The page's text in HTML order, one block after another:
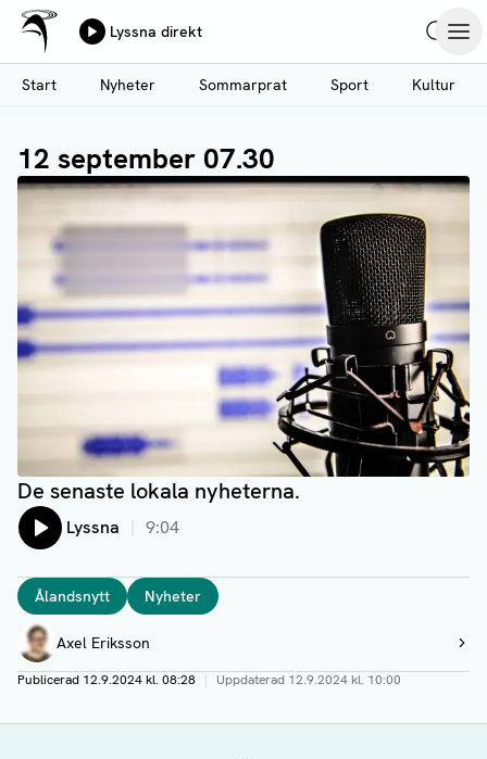
Hoppa
till
huvudinnehåll
Ålands Radio & TV
Lyssna direkt
Start
Nyheter Sommarprat Sport Kultur
12 september 07.30
De senaste lokala nyheterna.
Lyssna 9:04
Taggar
Ålandsnytt Nyheter
Författare
Axel Eriksson
Visa profil
Publicerad 12.9.2024 kl. 08:28 | Uppdaterad 12.9.2024 kl. 10:00